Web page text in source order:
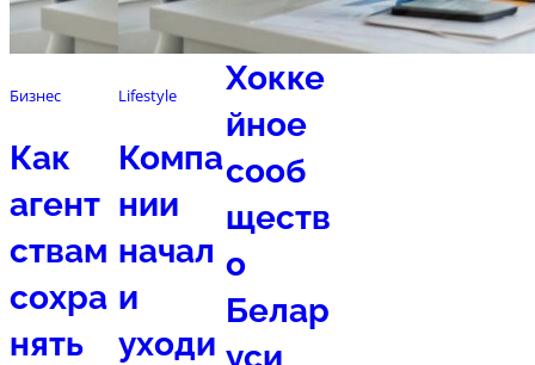
Бизнес
Как
агент
ствам
сохра
нять
Lifestyle
Компа
нии
начал
и
уходи
Спорт
Хокке
йное
сооб
ществ
о
Белар